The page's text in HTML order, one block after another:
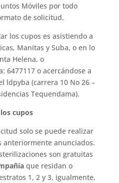
Móviles por todo
de solicitud.
los cupos es asistiendo a
Manitas y Suba, o en lo
Helena, o
6477117 o acercándose a
ldpyba (carrera 10 No 26 –
Tequendama).
cupos
solo se puede realizar
anteriormente anunciados.
son gratuitas
que residan o
1, 2 y 3, igualmente,